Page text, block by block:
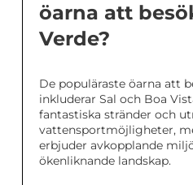
öarna att
Verde?
De populäraste öarna att
inkluderar Sal och Boa
fantastiska stränder och
vattensportmöjligheter,
erbjuder avkopplande
ökenliknande landskap.